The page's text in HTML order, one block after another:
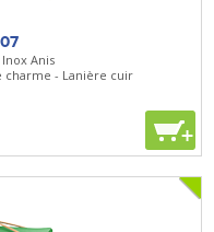
Anis
charme - Lanière cuir
+